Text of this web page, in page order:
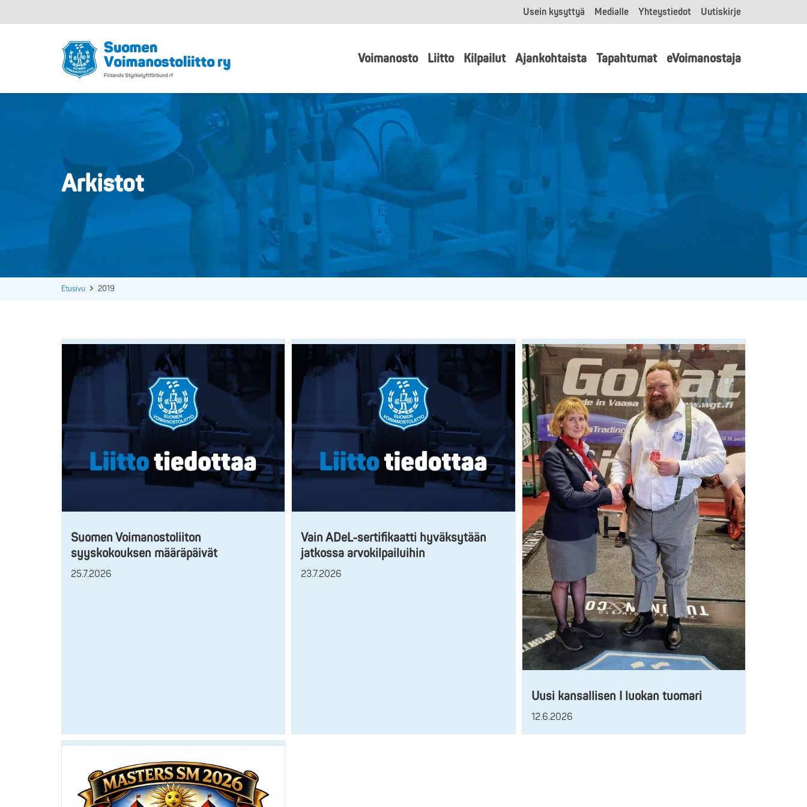
Usein kysyttyä Medialle Yhteystiedot Uutiskirje
Voimanosto Liitto Kilpailut Ajankohtaista Tapahtumat eVoimanostaja
Arkistot
Etusivu 2019
Suomen Voimanostoliiton
syyskokouksen määräpäivät
25.7.2026
Vain ADeL-sertifikaatti hyväksytään
jatkossa arvokilpailuihin
23.7.2026
Uusi kansallisen I luokan tuomari
12.6.2026